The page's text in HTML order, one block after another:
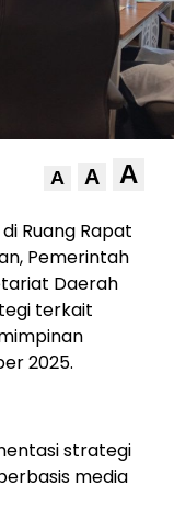
A A A
Ruang Rapat
Pemerintah
Daerah
terkait
2025.
strategi
media